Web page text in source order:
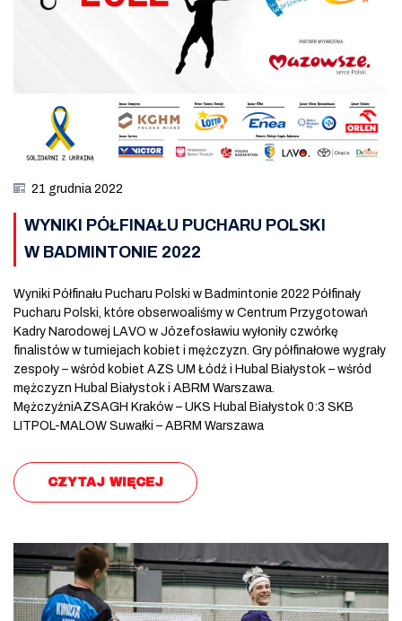
21 grudnia 2022
WYNIKI PÓŁFINAŁU PUCHARU POLSKI
W BADMINTONIE 2022
Wyniki Półfinału Pucharu Polski w Badmintonie 2022 Półfinały
Pucharu Polski, które obserwoaliśmy w Centrum Przygotowań
Kadry Narodowej LAVO w Józefosławiu wyłoniły czwórkę
finalistów w turniejach kobiet i mężczyzn. Gry półfinałowe wygrały
zespoły – wśród kobiet AZS UM Łódź i Hubal Białystok – wśród
mężczyzn Hubal Białystok i ABRM Warszawa.
MężczyźniAZSAGH Kraków – UKS Hubal Białystok 0:3 SKB
LITPOL-MALOW Suwałki – ABRM Warszawa
CZYTAJ WIĘCEJ